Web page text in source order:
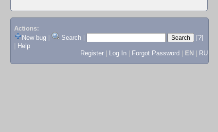
Actions:
New bug
Search
[?]
Help
Register
Log In Forgot Password EN RU